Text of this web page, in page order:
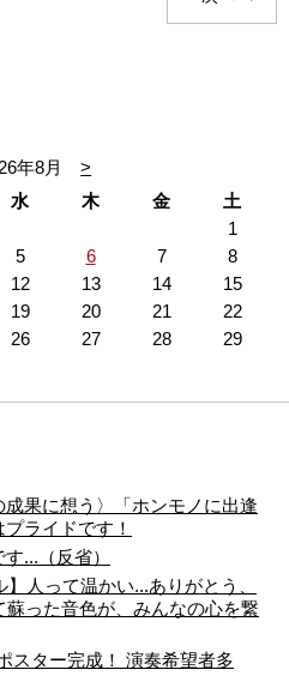
年8月
>
水 木 金
土
1
5 6 7
8
12 13 14
15
19 20 21
22
26 27 28
29
成果に想う〉「ホンモノに出逢
ライドです！
...（反省）
】人って温かい...ありがとう、
った音色が、みんなの心を繋
スター完成！ 演奏希望者多